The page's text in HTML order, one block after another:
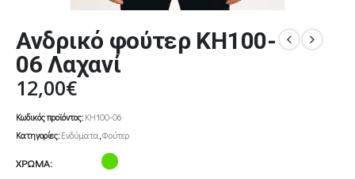
Ανδρικό φούτερ KH100-
06 Λαχανί
12,00€
Κωδικός προϊόντος: KH100-06
Κατηγορίες: Ενδύματα,Φούτερ
ΧΡΩΜΑ